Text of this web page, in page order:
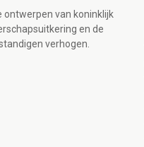
ontwerpen van koninklijk
en de
verhogen.